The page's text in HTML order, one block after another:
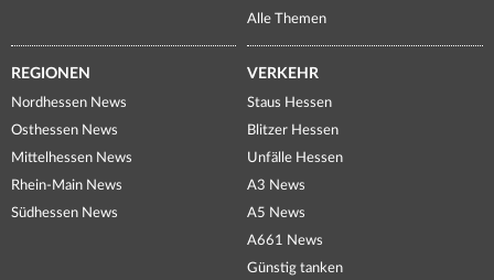
Alle Themen
REGIONEN
Nordhessen News
Osthessen News
Mittelhessen News
Rhein-Main News
Südhessen News
VERKEHR
Staus Hessen
Blitzer Hessen
Unfälle Hessen
A3 News
A5 News
A661 News
Günstig tanken